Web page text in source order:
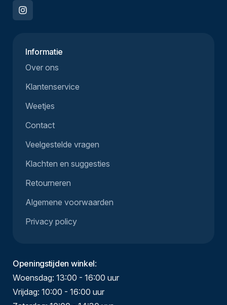
Informatie
Over ons
Klantenservice
Weetjes
Contact
Veelgestelde vragen
Klachten en suggesties
Retourneren
Algemene voorwaarden
Privacy policy
Openingstijden winkel:
Woensdag: 13:00 - 16:00 uur
Vrijdag: 10:00 - 16:00 uur